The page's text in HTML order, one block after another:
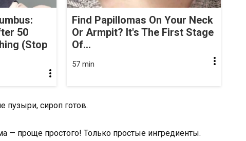
50
(Stop
Find Papillomas On Your Neck
Or Armpit? It's The First Stage
Of...
57 min
пузыри, сироп готов.